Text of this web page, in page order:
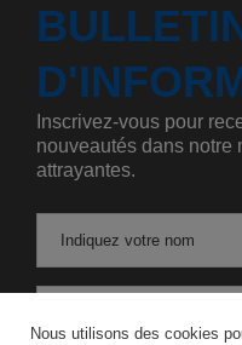
Inscrivez-vous pour
nouveautés dans notre
attrayantes.
Indiquez votre nom
Nous utilisons des cookies